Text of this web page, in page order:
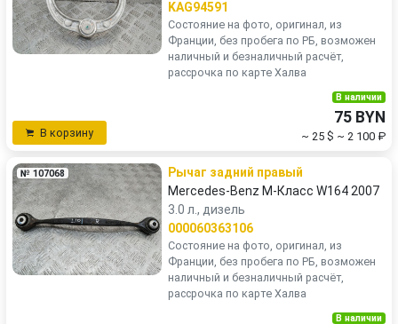
KAG94591
Состояние на фото, оригинал, из
Франции, без пробега по РБ, возможен
наличный и безналичный расчёт,
рассрочка по карте Халва
В корзину
В наличии
75 BYN
~ 25 $ ~ 2 100 ₽
№ 107068
Рычаг задний правый
Mercedes-Benz M-Класс W164 2007
3.0 л., дизель
000060363106
Состояние на фото, оригинал, из
Франции, без пробега по РБ, возможен
наличный и безналичный расчёт,
рассрочка по карте Халва
В наличии